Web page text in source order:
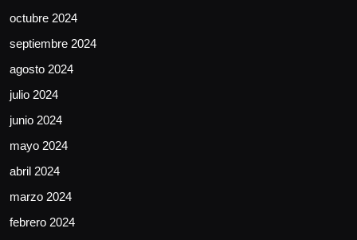
octubre 2024
septiembre 2024
agosto 2024
julio 2024
junio 2024
mayo 2024
abril 2024
marzo 2024
febrero 2024